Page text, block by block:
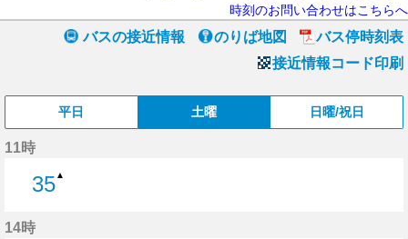
時刻のお問い合わせはこちらへ
バスの接近情報 のりば地図
バス停時刻表
接近情報コード印刷
平日 土曜 日曜/祝日
11時
35▲
14時